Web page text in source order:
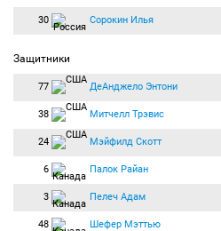
30 Сорокин Илья
Защитники
77 ДеАнджело Энтони
38 Митчелл Трэвис
24 Мэйфилд Скотт
6 Палок Райан
3 Пелеч Адам
48 Шефер Мэттью